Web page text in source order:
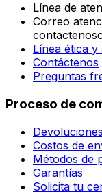
Línea de
Correo
Línea ética
Contáctenos
Preguntas
Proceso de
Costos de
Métodos de
Garantías
Solicita tu